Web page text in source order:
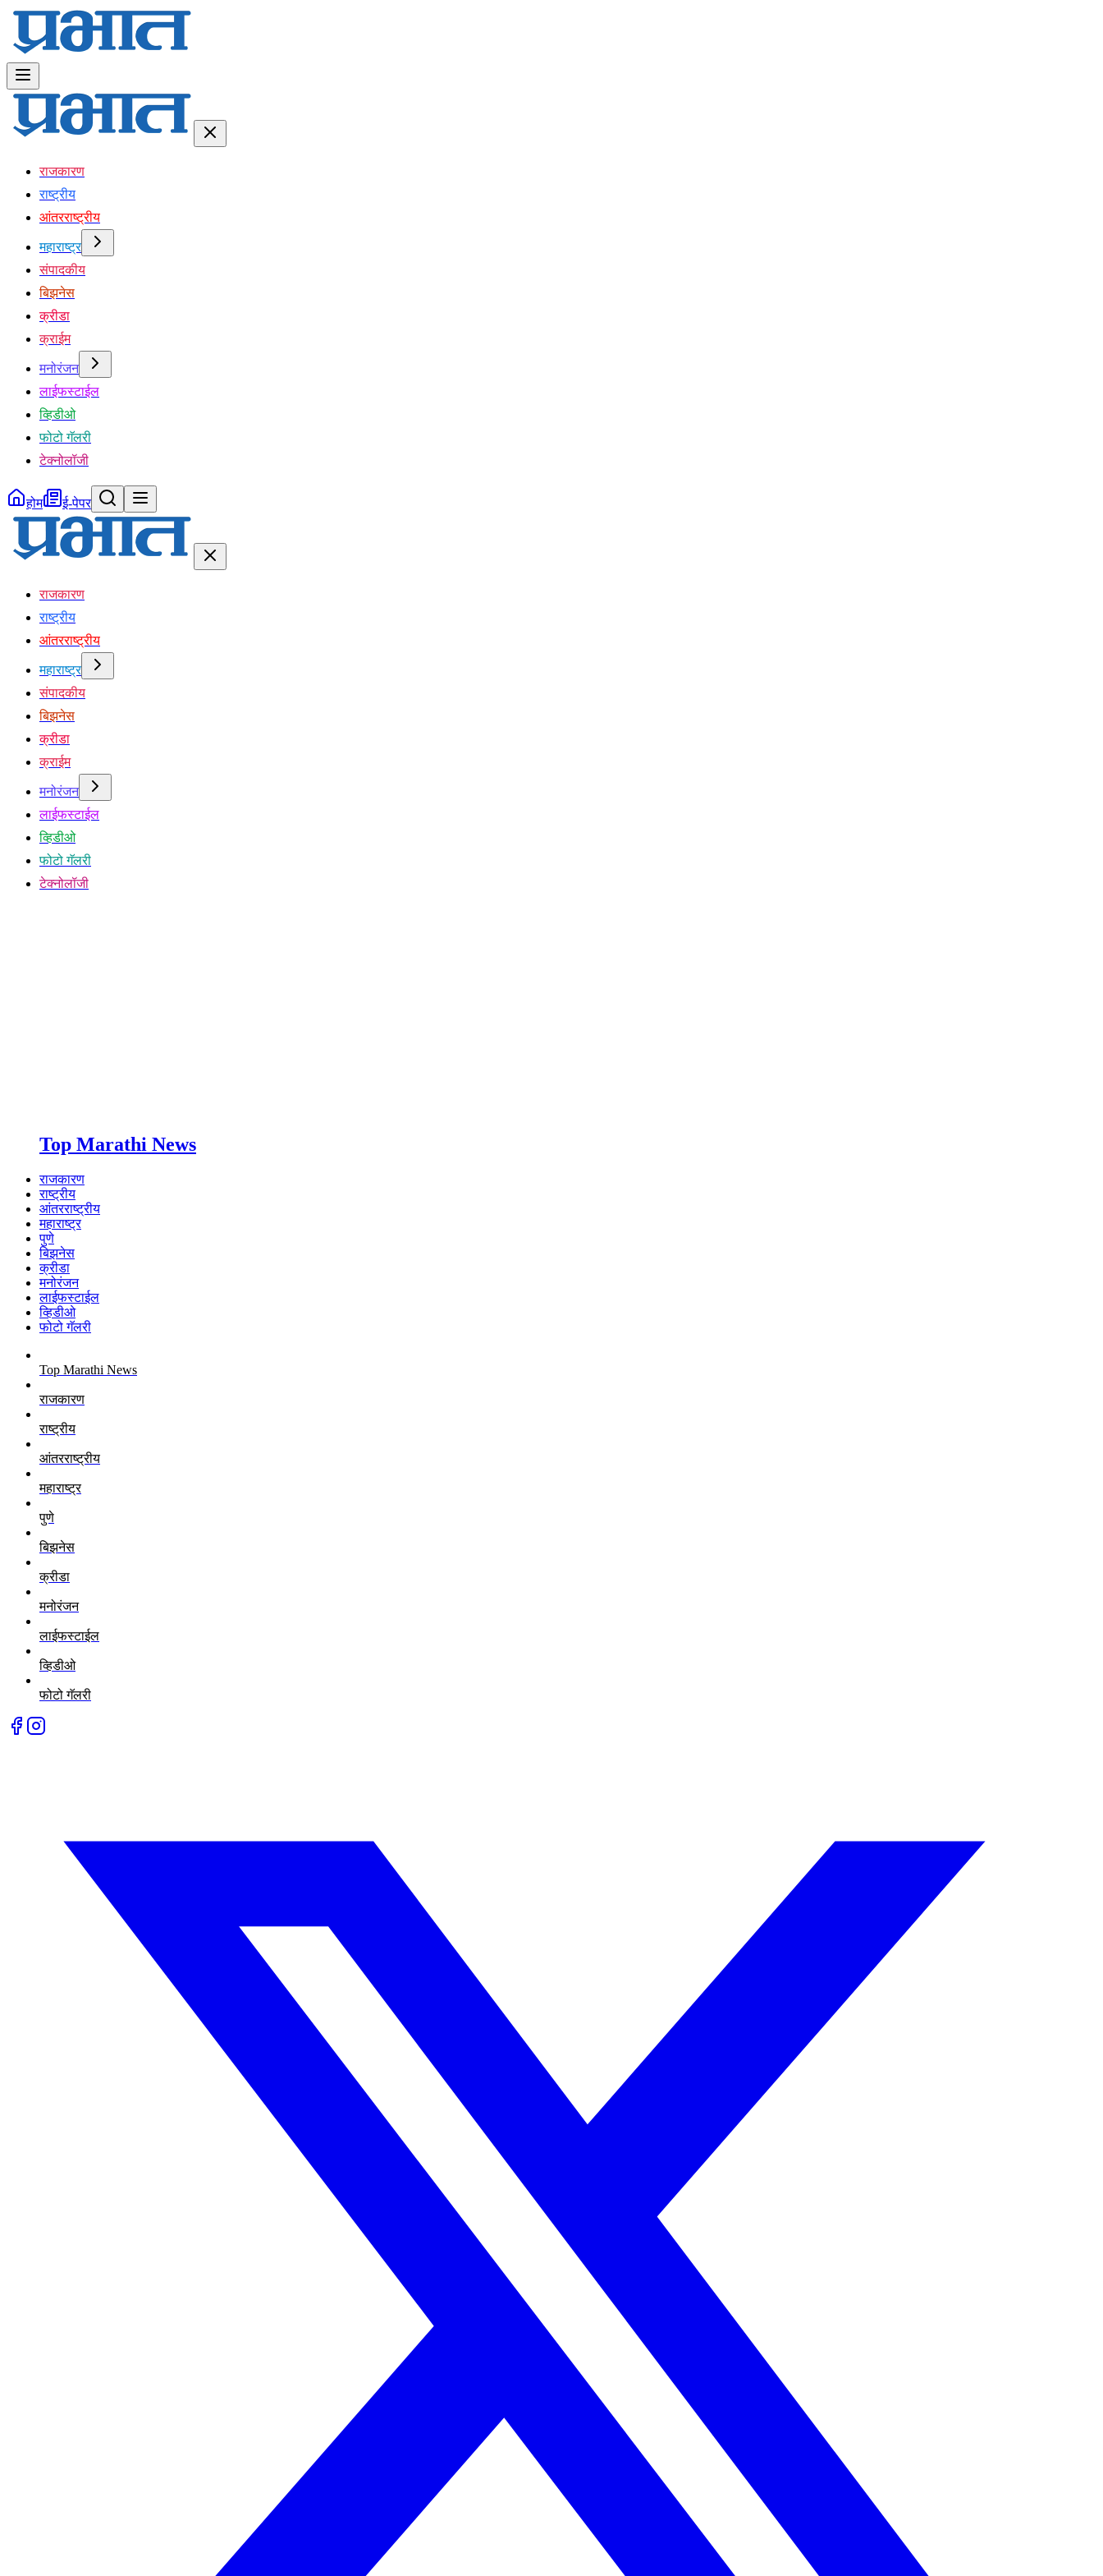
राजकारण
राष्ट्रीय
आंतरराष्ट्रीय
महाराष्ट्र
संपादकीय
बिझनेस
क्रीडा
क्राईम
मनोरंजन
लाईफस्टाईल
व्हिडीओ
फोटो गॅलरी
टेक्नोलॉजी
होम ई-पेपर
राजकारण
राष्ट्रीय
आंतरराष्ट्रीय
महाराष्ट्र
संपादकीय
बिझनेस
क्रीडा
क्राईम
मनोरंजन
लाईफस्टाईल
व्हिडीओ
फोटो गॅलरी
टेक्नोलॉजी
Top Marathi News
राजकारण
राष्ट्रीय
आंतरराष्ट्रीय
महाराष्ट्र
पुणे
बिझनेस
क्रीडा
मनोरंजन
लाईफस्टाईल
व्हिडीओ
फोटो गॅलरी
Top Marathi News
राजकारण
राष्ट्रीय
आंतरराष्ट्रीय
महाराष्ट्र
पुणे
बिझनेस
क्रीडा
मनोरंजन
लाईफस्टाईल
व्हिडीओ
फोटो गॅलरी